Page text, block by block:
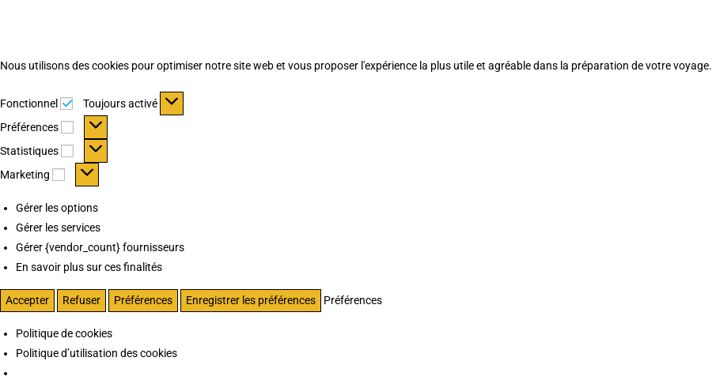
Nous utilisons des cookies pour optimiser notre site web et vous proposer l'expérience la plus utile et agréable dans la préparation de votre voyage.
Fonctionnel Fonctionnel
Toujours activé
Préférences
Préférences
Statistiques Statistiques
Marketing Marketing
Gérer les options
Gérer les services
Gérer {vendor_count} fournisseurs
En savoir plus sur ces finalités
Accepter Refuser Préférences Enregistrer les préférences Préférences
Politique de cookies
Politique d’utilisation des cookies